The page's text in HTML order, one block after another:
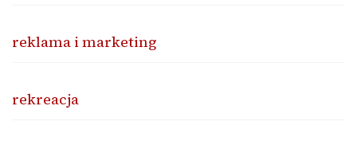
reklama i marketing
rekreacja